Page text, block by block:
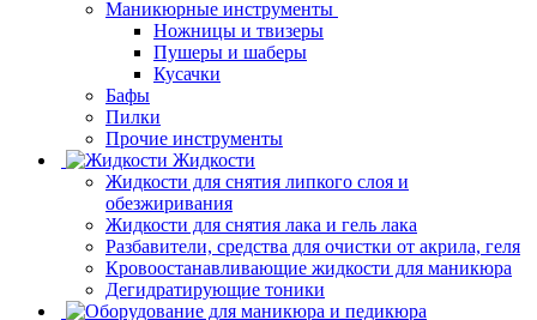
Маникюрные инструменты
Ножницы и твизеры
Пушеры и шаберы
Кусачки
Бафы
Пилки
Прочие инструменты
Жидкости
Жидкости для снятия липкого слоя и
обезжиривания
Жидкости для снятия лака и гель лака
Разбавители, средства для очистки от акрила, геля
Кровоостанавливающие жидкости для маникюра
Дегидратирующие тоники